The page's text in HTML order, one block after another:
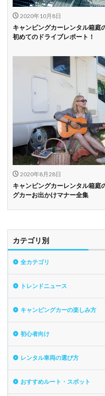
2020年10月8日
キャンピングカーレンタル箱庭
初めてのドライブレポート！
2020年8月28日
キャンピングカーレンタル箱庭
グカーお出かけマナー全集
カテゴリ別
全カテゴリ
トレンドニュース
キャンピングカーの楽しみ方
初心者向け
レンタル車両の選び方
おすすめルート・スポット